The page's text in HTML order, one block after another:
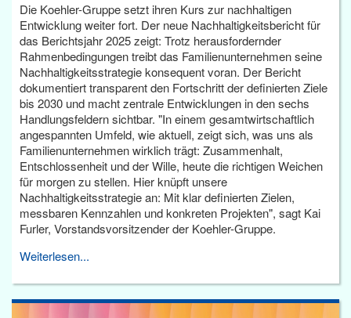
Die Koehler-Gruppe setzt ihren Kurs zur nachhaltigen
Entwicklung weiter fort. Der neue Nachhaltigkeitsbericht für
das Berichtsjahr 2025 zeigt: Trotz herausfordernder
Rahmenbedingungen treibt das Familienunternehmen seine
Nachhaltigkeitsstrategie konsequent voran. Der Bericht
dokumentiert transparent den Fortschritt der definierten Ziele
bis 2030 und macht zentrale Entwicklungen in den sechs
Handlungsfeldern sichtbar. "In einem gesamtwirtschaftlich
angespannten Umfeld, wie aktuell, zeigt sich, was uns als
Familienunternehmen wirklich trägt: Zusammenhalt,
Entschlossenheit und der Wille, heute die richtigen Weichen
für morgen zu stellen. Hier knüpft unsere
Nachhaltigkeitsstrategie an: Mit klar definierten Zielen,
messbaren Kennzahlen und konkreten Projekten", sagt Kai
Furler, Vorstandsvorsitzender der Koehler-Gruppe.
Weiterlesen...